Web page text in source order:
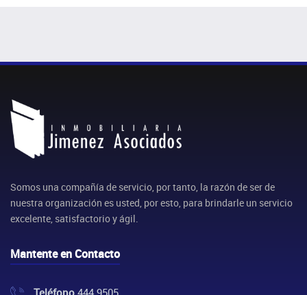
Somos una compañía de servicio, por tanto, la razón de ser de
nuestra organización es usted, por esto, para brindarle un servicio
excelente, satisfactorio y ágil.
Mantente en Contacto
Teléfono 444 9505